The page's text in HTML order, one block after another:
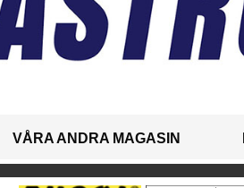
VÅRA ANDRA MAGASIN